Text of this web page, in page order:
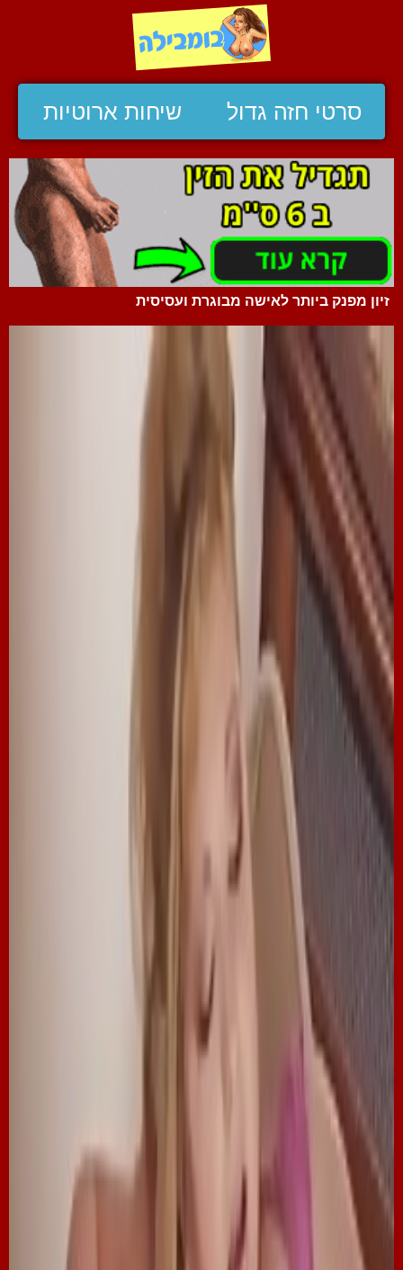
סרטי חזה גדול שיחות ארוטיות
זיון מפנק ביותר לאישה מבוגרת ועסיסית